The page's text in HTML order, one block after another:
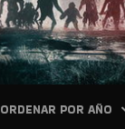
ORDENAR POR AÑO